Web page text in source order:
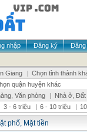
nhập Đăng ký
Đăng
Giang | Chọn tỉnh thành
quận huyện khác
Văn phòng | Nhà ở,
3 - 6 triệu | 6 - 10 triệu |
phố, Mặt tiền